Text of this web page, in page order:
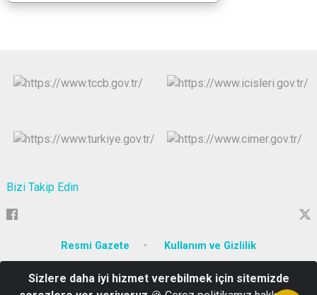
Bizi Takip Edin
Resmi Gazete Kullanım ve Gizlilik
Adnan Menderes Mah. Şehit Ömer Faydalı Cad. No:205 / YALOVA
Sizlere daha iyi hizmet verebilmek için sitemizde